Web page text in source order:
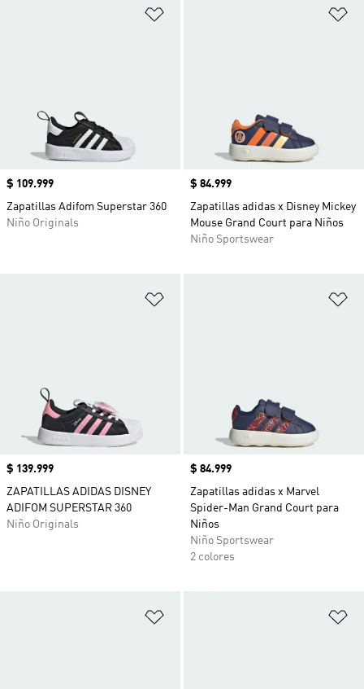
Precio
$ 109.999
Zapatillas Adifom Superstar 360
Niño Originals
Precio
$ 84.999
Zapatillas adidas x Disney Mickey
Mouse Grand Court para Niños
Niño Sportswear
Precio
$ 139.999
ZAPATILLAS ADIDAS DISNEY
ADIFOM SUPERSTAR 360
Niño Originals
Precio
$ 84.999
Zapatillas adidas x Marvel
Spider-Man Grand Court para
Niños
Niño Sportswear
2 colores